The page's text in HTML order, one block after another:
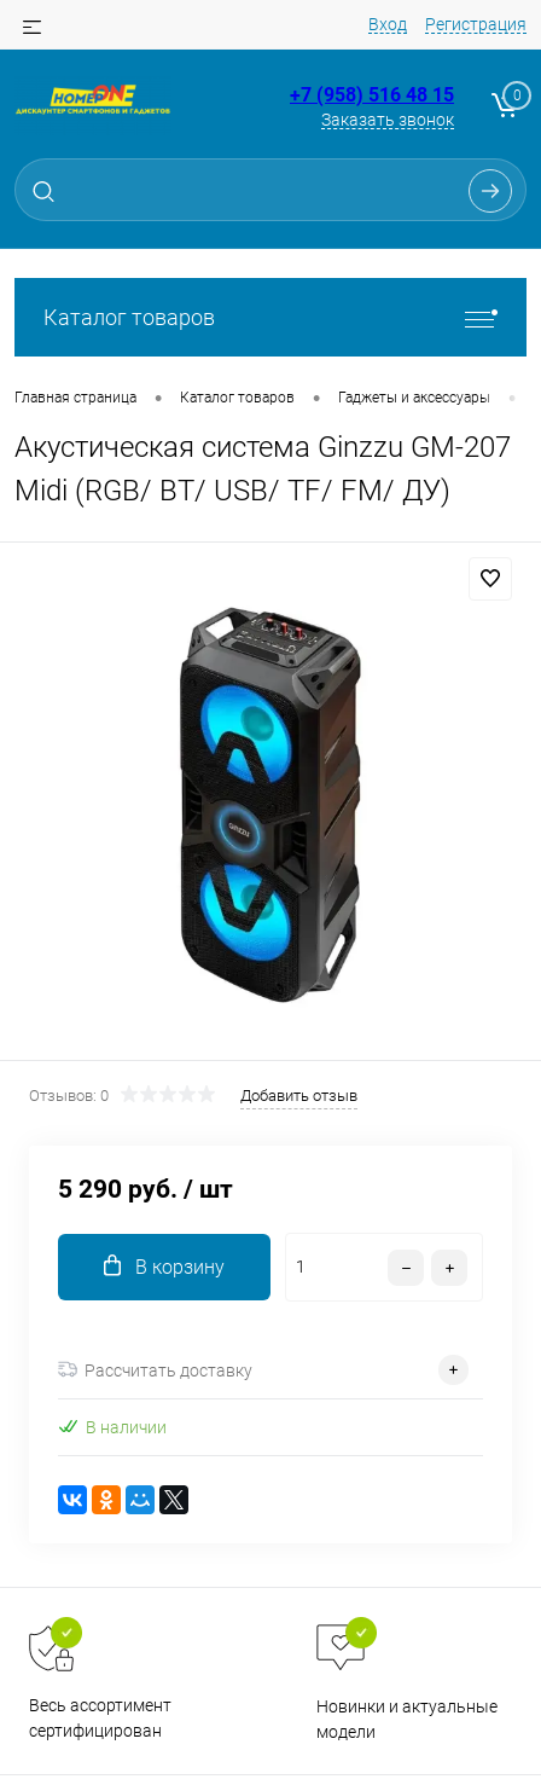
Вход Регистрация
+7 (958) 516 48 15
Заказать звонок
0
Каталог товаров
Главная страница • Каталог товаров • Гаджеты и аксессуары •
Акустическая система Ginzzu GM-207
Midi (RGB/ BT/ USB/ TF/ FM/ ДУ)
Отзывов: 0 Добавить отзыв
5 290 руб. / шт
В корзину
Рассчитать доставку
В наличии
Весь ассортимент
сертифицирован
Новинки и актуальные
модели
Для клиентов всех банков
Разбейте
без переплат
Сегодня
Оплачивайте сегодня только
% картой любого банка
Получайте товар
выбранный способом
Оставшиеся75% будут
списыватьсяс вашей карты
каждые 2 недели
об оплате Плайтом
Остались вопросы?
8 800 302-02-51
plait.ru